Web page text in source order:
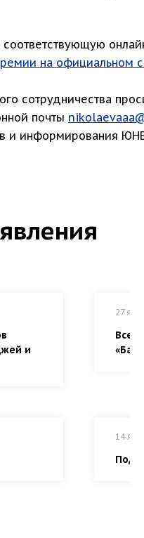
соответствующую
на официальном
сотрудничества
почты
и информирования
и
27
14